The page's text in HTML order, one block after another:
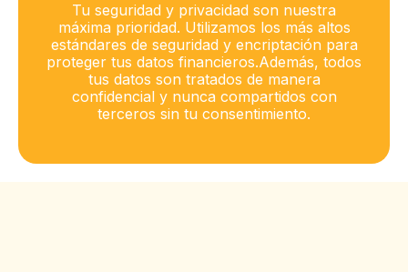
Tu seguridad y privacidad son nuestra
máxima prioridad. Utilizamos los más altos
estándares de seguridad y encriptación para
proteger tus datos financieros.Además, todos
tus datos son tratados de manera
confidencial y nunca compartidos con
terceros sin tu consentimiento.